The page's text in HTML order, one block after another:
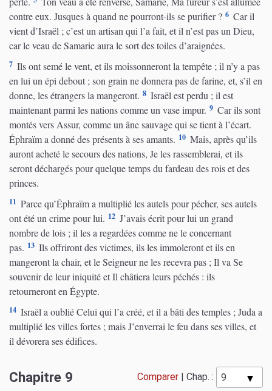
contre eux. Jusques à quand ne pourront-ils se purifier ? 6 Car il
vient d’Israël ; c’est un artisan qui l’a fait, et il n’est pas un Dieu,
car le veau de Samarie aura le sort des toiles d’araignées.
7 Ils ont semé le vent, et ils moissonneront la tempête ; il n’y a pas
en lui un épi debout ; son grain ne donnera pas de farine, et, s’il en
donne, les étrangers la mangeront. 8 Israël est perdu ; il est
maintenant parmi les nations comme un vase impur. 9 Car ils sont
montés vers Assur, comme un âne sauvage qui se tient à l’écart.
Éphraïm a donné des présents à ses amants. 10 Mais, après qu’ils
auront acheté le secours des nations, Je les rassemblerai, et ils
seront déchargés pour quelque temps du fardeau des rois et des
princes.
11 Parce qu’Éphraïm a multiplié les autels pour pécher, ses autels
ont été un crime pour lui. 12 J’avais écrit pour lui un grand
nombre de lois ; il les a regardées comme ne le concernant
pas. 13 Ils offriront des victimes, ils les immoleront et ils en
mangeront la chair, et le Seigneur ne les recevra pas ; Il va Se
souvenir de leur iniquité et Il châtiera leurs péchés : ils
retourneront en Égypte.
14 Israël a oublié Celui qui l’a créé, et il a bâti des temples ; Juda a
multiplié les villes fortes ; mais J’enverrai le feu dans ses villes, et
il dévorera ses édifices.
Chapitre 9 Comparer Chap. :